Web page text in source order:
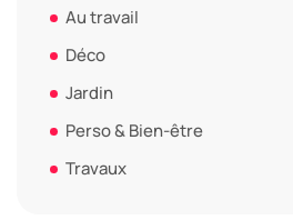
Au travail
Déco
Jardin
Perso & Bien-être
Travaux